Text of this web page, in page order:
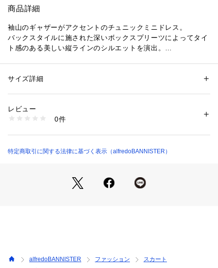
商品詳細
袖山のギャザーがアクセントのチュニックミニドレス。
バックスタイルに施された深いボックスプリーツによってタイ
ト感のある美しい縦ラインのシルエットを演出。
肩から裾まで約86cmのチュニック丈なので一枚でミニドレス
上品で甘すぎない淡く落ち着いたレモンイエローはどんな肌ト
ーンの方にも合うお色味です。
メーカー品番：DR018STW/LEMON ICE
2021SSに本格的にスタートしたニューヨーク在住のアイルラ
ンド人デザイナーのマリアが作る、NEWアメリカンブラン
性別：レディース
素材：ビスコース100%　ライニング部分 キュプラ100％
洗濯：ドライクリーニング
※詳しい洗濯方法については、商品の品質表示タグをご覧ください
61467105007 （ショップ）
サイズ詳細
レビュー
0件
特定商取引に関する法律に基づく表示（alfredoBANNISTER）
alfredoBANNISTER ファッション
スカート